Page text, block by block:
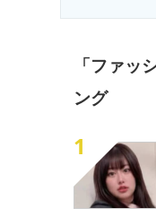
「ファッ
ング
1